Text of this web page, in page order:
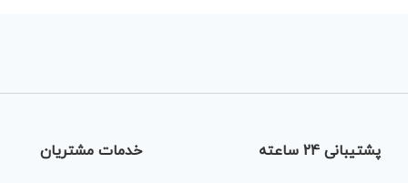
پشتیبانی 24 ساعته خدمات مشتریان